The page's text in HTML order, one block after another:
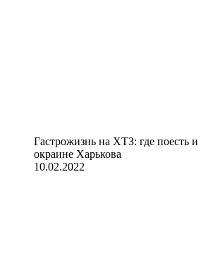
Гастрожизнь на ХТЗ: где поесть
окраине Харькова
10.02.2022